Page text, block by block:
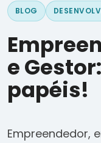
BLOG
e
papéis!
Empreendedor,